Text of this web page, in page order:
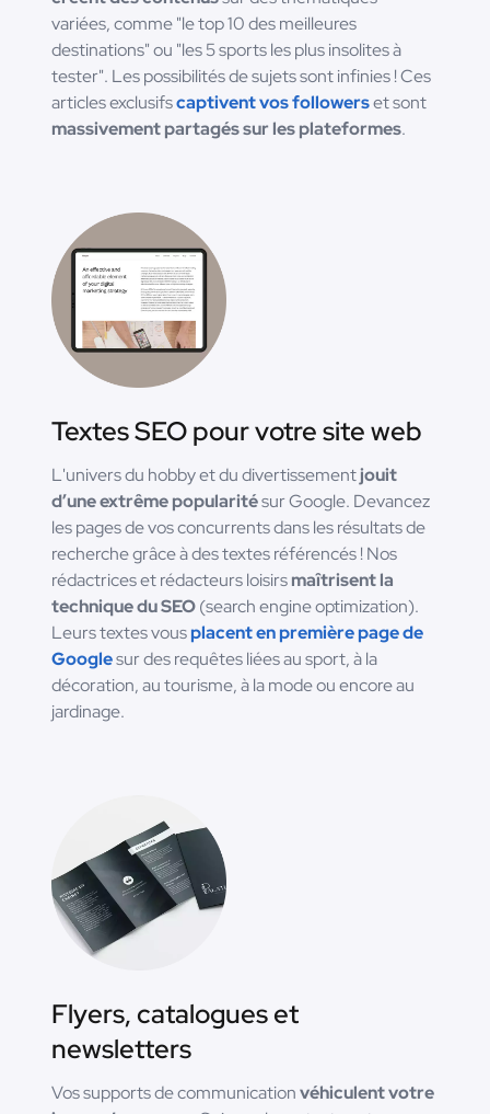
variées, comme "le top 10 des meilleures
destinations" ou "les 5 sports les plus insolites à
tester". Les possibilités de sujets sont infinies ! Ces
articles exclusifscaptivent vos followerset sont
massivement partagés sur les plateformes.
Textes SEO pour votre site web
L'univers du hobby et du divertissementjouit
d’une extrême popularitésur Google. Devancez
les pages de vos concurrents dans les résultats de
recherche grâce à des textes référencés ! Nos
rédactrices et rédacteurs loisirsmaîtrisent la
technique du SEO(search engine optimization).
Leurs textes vousplacent en première page de
Googlesur des requêtes liées au sport, à la
décoration, au tourisme, à la mode ou encore au
jardinage.
Flyers, catalogues et
newsletters
Vos supports de communicationvéhiculent votre